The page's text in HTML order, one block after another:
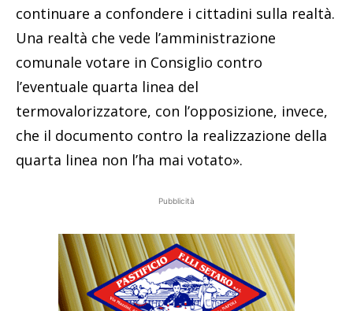
continuare a confondere i cittadini sulla realtà.
Una realtà che vede l’amministrazione
comunale votare in Consiglio contro
l’eventuale quarta linea del
termovalorizzatore, con l’opposizione, invece,
che il documento contro la realizzazione della
quarta linea non l’ha mai votato».
Pubblicità